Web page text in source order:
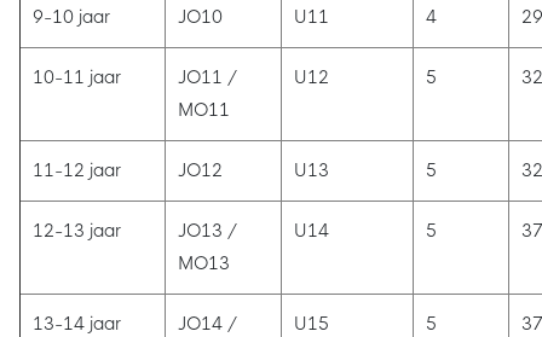
9-10 jaar JO10 U11 4
10-11 jaar
JO11 /
MO11
U12 5
11-12 jaar JO12 U13 5
12-13 jaar
JO13 /
MO13
U14 5
13-14 jaar
JO14 /
U15 5